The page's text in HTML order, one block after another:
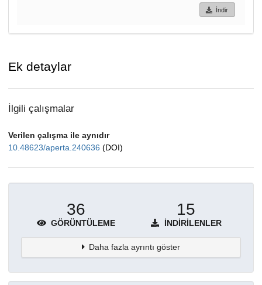
İndir
Ek detaylar
İlgili çalışmalar
Verilen çalışma ile aynıdır
10.48623/aperta.240636 (DOI)
36
GÖRÜNTÜLEME
15
İNDIRILENLER
Daha fazla ayrıntı göster